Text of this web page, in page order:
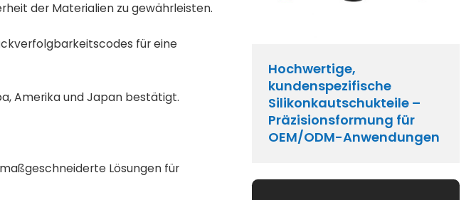
der Materialien zu gewährleisten.
für eine
Amerika und Japan bestätigt.
Lösungen für
Hochwertige,
kundenspezifische
Silikonkautschukteile –
Präzisionsformung für
OEM/ODM-Anwendungen